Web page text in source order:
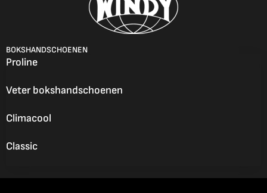
BOKSHANDSCHOENEN
Proline
Veter bokshandschoenen
Climacool
Classic